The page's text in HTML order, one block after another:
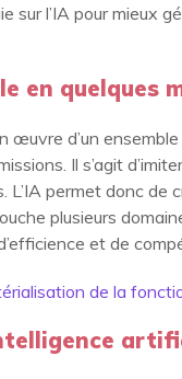
sur l’IA pour mieux
en quelques
œuvre d’un
Il s’agit
L’IA permet donc de
plusieurs
et de
de la